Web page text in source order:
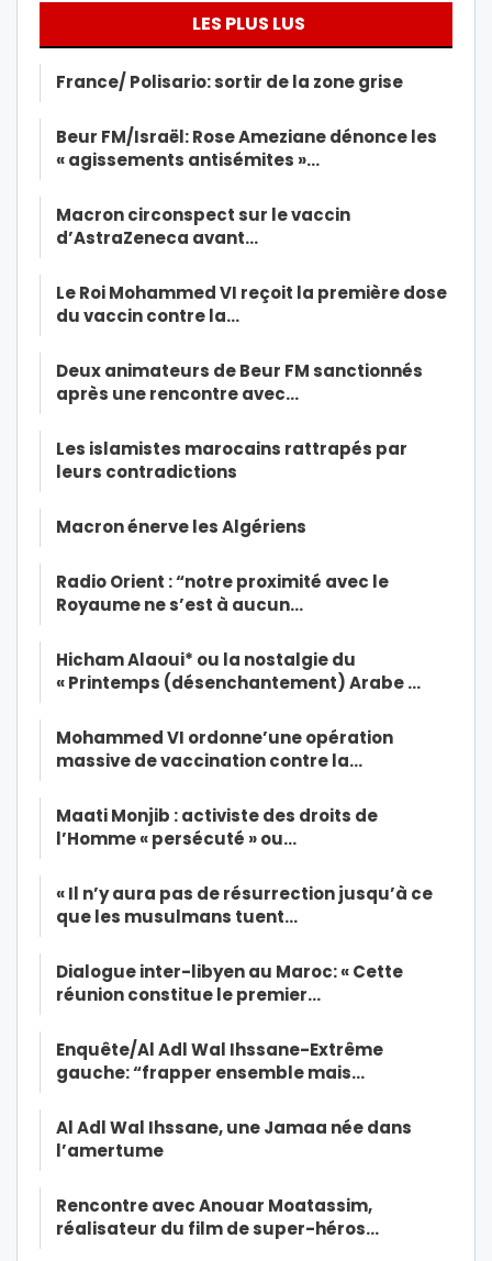
LES PLUS LUS
France/ Polisario: sortir de la zone grise
Beur FM/Israël: Rose Ameziane dénonce les
« agissements antisémites »…
Macron circonspect sur le vaccin
d’AstraZeneca avant…
Le Roi Mohammed VI reçoit la première dose
du vaccin contre la…
Deux animateurs de Beur FM sanctionnés
après une rencontre avec…
Les islamistes marocains rattrapés par
leurs contradictions
Macron énerve les Algériens
Radio Orient : “notre proximité avec le
Royaume ne s’est à aucun…
Hicham Alaoui* ou la nostalgie du
« Printemps (désenchantement) Arabe …
Mohammed VI ordonne’une opération
massive de vaccination contre la…
Maati Monjib : activiste des droits de
l’Homme « persécuté » ou…
« Il n’y aura pas de résurrection jusqu’à ce
que les musulmans tuent…
Dialogue inter-libyen au Maroc: « Cette
réunion constitue le premier…
Enquête/Al Adl Wal Ihssane-Extrême
gauche: “frapper ensemble mais…
Al Adl Wal Ihssane, une Jamaa née dans
l’amertume
Rencontre avec Anouar Moatassim,
réalisateur du film de super-héros…